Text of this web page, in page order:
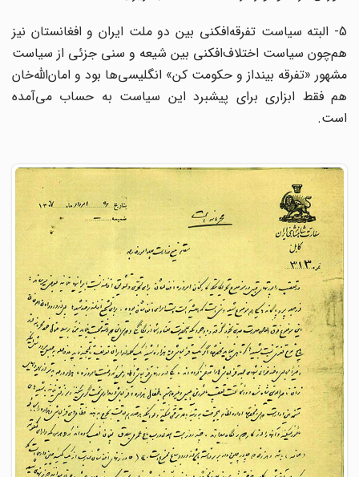
5- البته سیاست تفرقه‌افکنی بین دو ملت‌ ایران و افغانستان نیز
هم‌چون سیاست اختلاف‌افکنی بین شیعه و سنی جزئی از سیاست‌
مشهور «تفرقه بینداز و حکومت کن» انگلیسی‌ها بود و امان‌الله‌خان
هم فقط ابزاری برای پیشبرد این سیاست‌ به حساب می‌آمده
است.